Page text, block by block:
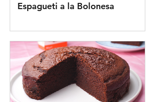
Espagueti a la Bolonesa